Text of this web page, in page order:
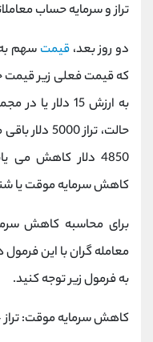
تراز و سرمایه حساب
دو روز بعد،قیمت
که قیمت فعلی زیر
حالت، تراز
کاهش سرمایه موقت یا
برای محاسبه کاهش
معامله گران با این
به فرمول زیر توجه کنید.
کاهش سرمایه موقت: